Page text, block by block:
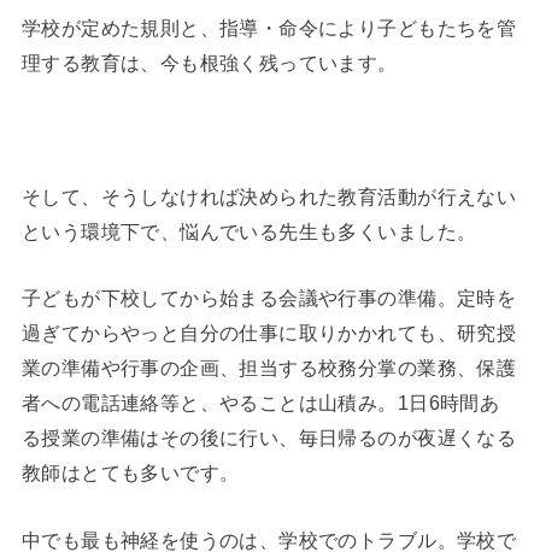
学校が定めた規則と、指導・命令により子どもたちを管
理する教育は、今も根強く残っています。
そして、そうしなければ決められた教育活動が行えない
という環境下で、悩んでいる先生も多くいました。
子どもが下校してから始まる会議や行事の準備。定時を
過ぎてからやっと自分の仕事に取りかかれても、研究授
業の準備や行事の企画、担当する校務分掌の業務、保護
者への電話連絡等と、やることは山積み。1日6時間あ
る授業の準備はその後に行い、毎日帰るのが夜遅くなる
教師はとても多いです。
中でも最も神経を使うのは、学校でのトラブル。学校で